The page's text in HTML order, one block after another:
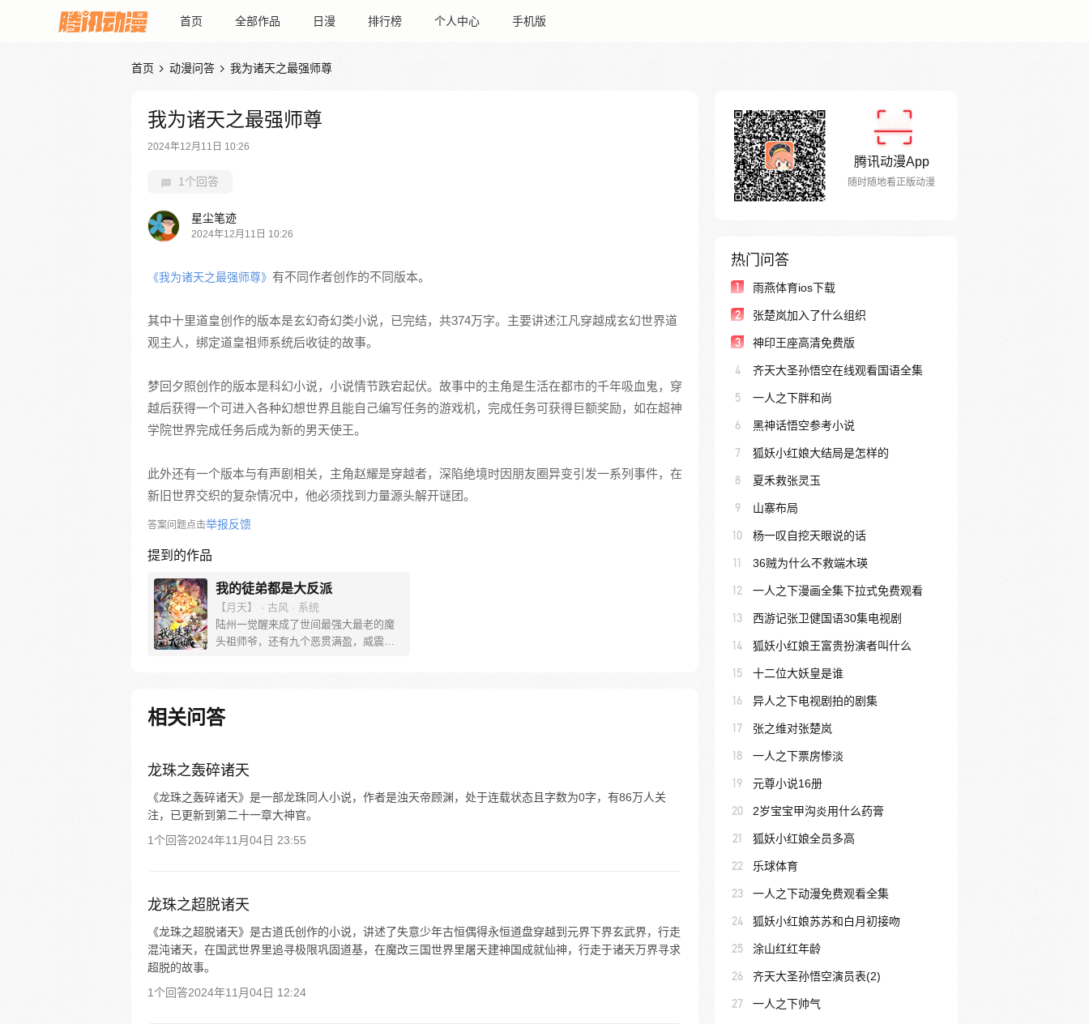
首页 全部作品 日漫 排行榜 个人中心 手机版
首页  动漫问答  我为诸天之最强师尊
我为诸天之最强师尊
2024年12月11日 10:26
1个回答
星尘笔迹
2024年12月11日 10:26
《我为诸天之最强师尊》 有不同作者创作的不同版本。
其中十里道皇创作的版本是玄幻奇幻类小说，已完结，共374万字。主要讲述江凡穿越成玄幻世界道
观主人，绑定道皇祖师系统后收徒的故事。
梦回夕照创作的版本是科幻小说，小说情节跌宕起伏。故事中的主角是生活在都市的千年吸血鬼，穿
越后获得一个可进入各种幻想世界且能自己编写任务的游戏机，完成任务可获得巨额奖励，如在超神
学院世界完成任务后成为新的男天使王。
此外还有一个版本与有声剧相关，主角赵耀是穿越者，深陷绝境时因朋友圈异变引发一系列事件，在
新旧世界交织的复杂情况中，他必须找到力量源头解开谜团。
答案问题点击举报反馈
提到的作品
我的徒弟都是大反派
【月天】 · 古风 · 系统
陆州一觉醒来成了世间最强大最老的魔
头祖师爷，还有九个恶贯满盈，威震天
徒 大徒弟于正海：“老夫这一生所向披
靡，除了师父他老人家，谁也别想骑我
等寝食难安啊” ……
相关问答
龙珠之轰碎诸天
《龙珠之轰碎诸天》是一部龙珠同人小说，作者是浊天帝顾渊，处于连载状态且字数为0字，有86万人关
注，已更新到第二十一章大神官。
1个回答2024年11月04日 23:55
龙珠之超脱诸天
《龙珠之超脱诸天》是古道氏创作的小说，讲述了失意少年古恒偶得永恒道盘穿越到元界下界玄武界，行走
混沌诸天，在国武世界里追寻极限巩固道基，在魔改三国世界里屠天建神国成就仙神，行走于诸天万界寻求
超脱的故事。
1个回答2024年11月04日 12:24
腾讯动漫App
随时随地看正版动漫
热门问答
1 雨燕体育ios下载
2 张楚岚加入了什么组织
3 神印王座高清免费版
4 齐天大圣孙悟空在线观看国语全集
5 一人之下胖和尚
6 黑神话悟空参考小说
7 狐妖小红娘大结局是怎样的
8 夏禾救张灵玉
9 山寨布局
10 杨一叹自挖天眼说的话
11 36贼为什么不救端木瑛
12 一人之下漫画全集下拉式免费观看
13 西游记张卫健国语30集电视剧
14 狐妖小红娘王富贵扮演者叫什么
15 十二位大妖皇是谁
16 异人之下电视剧拍的剧集
17 张之维对张楚岚
18 一人之下票房惨淡
19 元尊小说16册
20 2岁宝宝甲沟炎用什么药膏
21 狐妖小红娘全员多高
22 乐球体育
23 一人之下动漫免费观看全集
24 狐妖小红娘苏苏和白月初接吻
25 涂山红红年龄
26 齐天大圣孙悟空演员表(2)
27 一人之下帅气